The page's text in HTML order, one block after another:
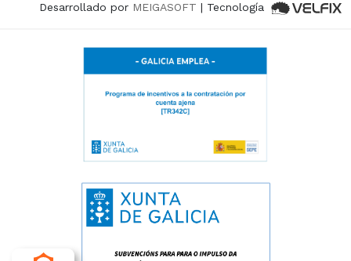
Desarrollado por MEIGASOFT | Tecnología